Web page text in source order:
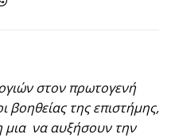
στον πρωτογενή
βοηθείας της επιστήμης,
μια να αυξήσουν την